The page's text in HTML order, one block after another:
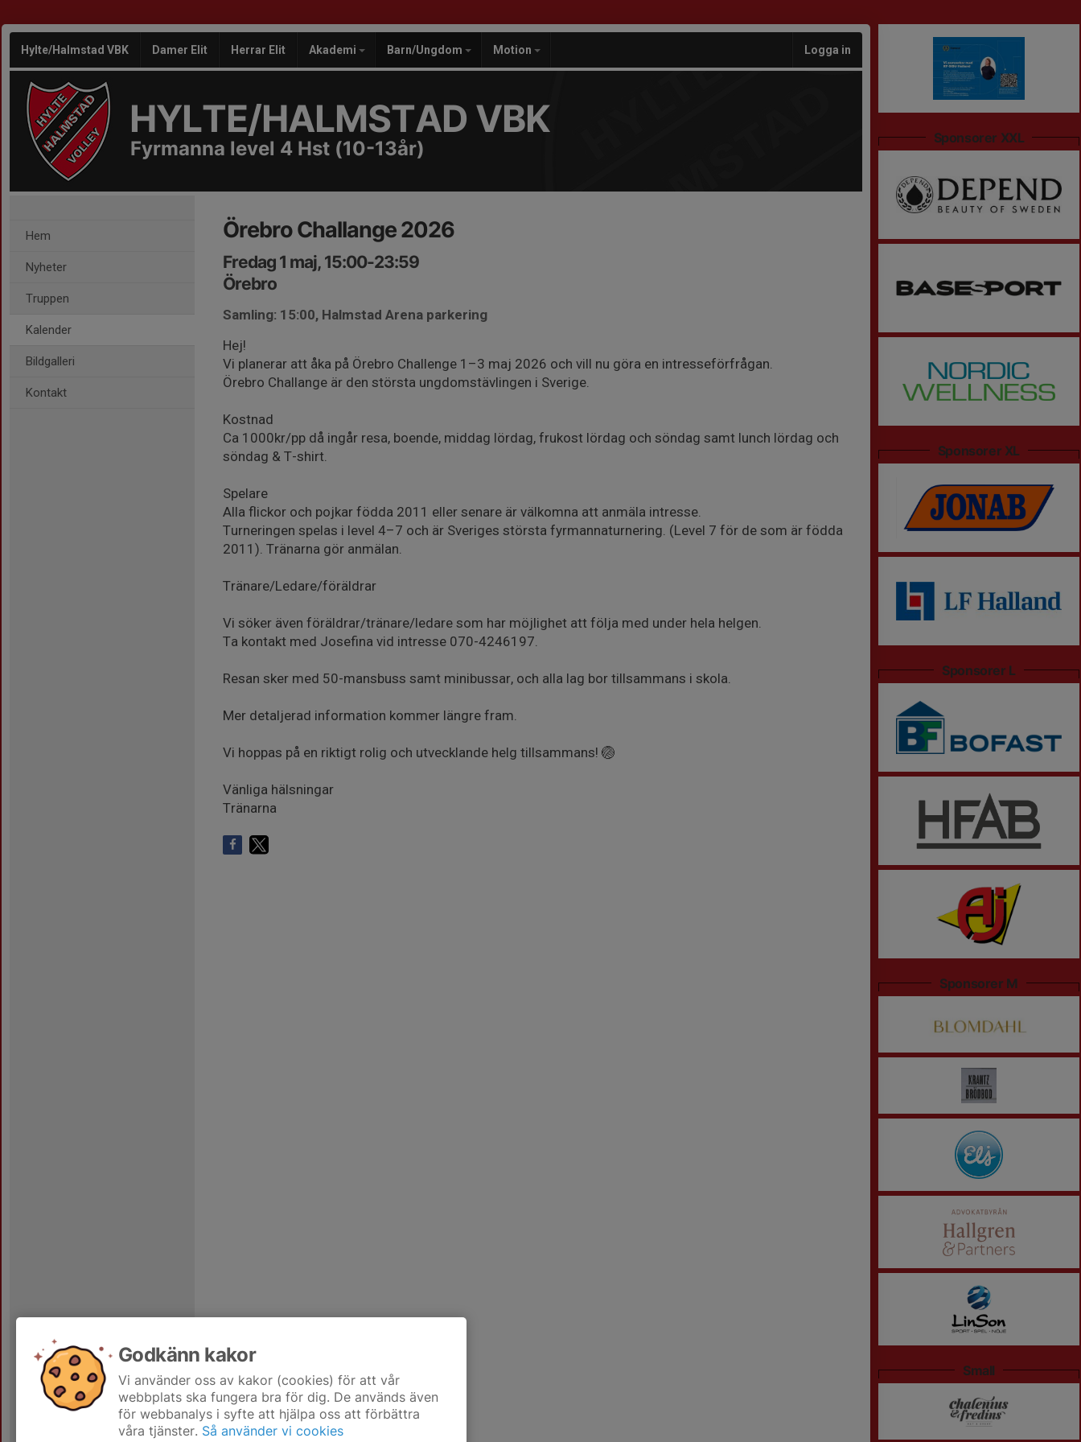
Hylte/Halmstad VBK Damer Elit Herrar Elit Akademi Barn/Ungdom Motion Logga in
HYLTE/HALMSTAD VBK
Fyrmanna level 4 Hst (10-13år)
Hem
Nyheter
Truppen
Kalender
Bildgalleri
Kontakt
Örebro Challange 2026
Fredag 1 maj, 15:00-23:59
Örebro
Samling: 15:00, Halmstad Arena parkering
Hej!
Vi planerar att åka på Örebro Challenge 1–3 maj 2026 och vill nu göra en intresseförfrågan.
Örebro Challange är den största ungdomstävlingen i Sverige.
Kostnad
Ca 1000kr/pp då ingår resa, boende, middag lördag, frukost lördag och söndag samt lunch lördag och
söndag & T-shirt.
Spelare
Alla flickor och pojkar födda 2011 eller senare är välkomna att anmäla intresse.
Turneringen spelas i level 4–7 och är Sveriges största fyrmannaturnering. (Level 7 för de som är födda
2011). Tränarna gör anmälan.
Tränare/Ledare/föräldrar
Vi söker även föräldrar/tränare/ledare som har möjlighet att följa med under hela helgen.
Ta kontakt med Josefina vid intresse 070-4246197.
Resan sker med 50-mansbuss samt minibussar, och alla lag bor tillsammans i skola.
Mer detaljerad information kommer längre fram.
Vi hoppas på en riktigt rolig och utvecklande helg tillsammans! 🏐
Vänliga hälsningar
Tränarna
Sponsorer XXL
Sponsorer XL
Sponsorer L
Sponsorer M
Small
Godkänn kakor
Vi använder oss av kakor (cookies) för att vår
webbplats ska fungera bra för dig. De används även
för webbanalys i syfte att hjälpa oss att förbättra
våra tjänster. Så använder vi cookies